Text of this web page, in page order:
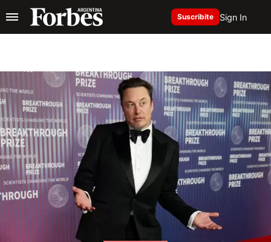
Suscribite Sign In